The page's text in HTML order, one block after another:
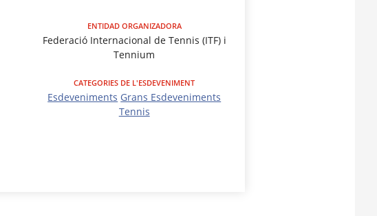
ENTIDAD ORGANIZADORA
Federació Internacional de Tennis (ITF) i
Tennium
CATEGORIES DE L'ESDEVENIMENT
Esdeveniments Grans Esdeveniments
Tennis